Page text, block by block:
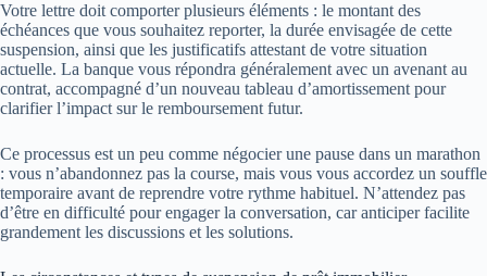
Votre lettre doit comporter plusieurs éléments : le montant des
échéances que vous souhaitez reporter, la durée envisagée de cette
suspension, ainsi que les justificatifs attestant de votre situation
actuelle. La banque vous répondra généralement avec un avenant au
contrat, accompagné d’un nouveau tableau d’amortissement pour
clarifier l’impact sur le remboursement futur.
Ce processus est un peu comme négocier une pause dans un marathon
: vous n’abandonnez pas la course, mais vous vous accordez un souffle
temporaire avant de reprendre votre rythme habituel. N’attendez pas
d’être en difficulté pour engager la conversation, car anticiper facilite
grandement les discussions et les solutions.